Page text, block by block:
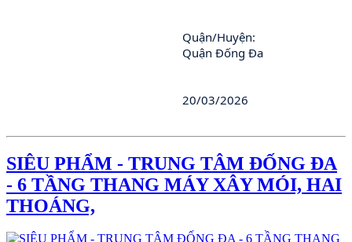
Quận/Huyện:
Quận Đống Đa
20/03/2026
SIÊU PHẨM - TRUNG TÂM ĐỐNG ĐA
- 6 TẦNG THANG MÁY XÂY MÓI, HAI
THOÁNG,